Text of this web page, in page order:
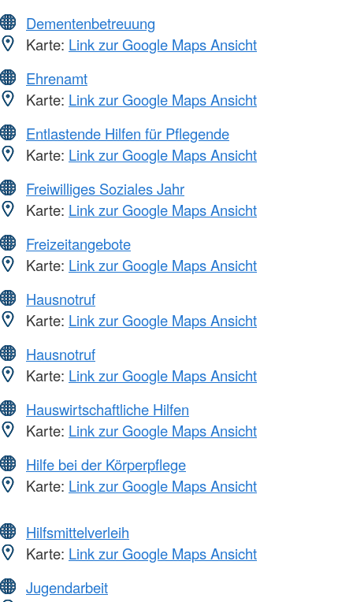
Dementenbetreuung
Karte: Link zur Google Maps Ansicht
Ehrenamt
Karte: Link zur Google Maps Ansicht
Entlastende Hilfen für Pflegende
Karte: Link zur Google Maps Ansicht
Freiwilliges Soziales Jahr
Karte: Link zur Google Maps Ansicht
Freizeitangebote
Karte: Link zur Google Maps Ansicht
Hausnotruf
Karte: Link zur Google Maps Ansicht
Hausnotruf
Karte: Link zur Google Maps Ansicht
Hauswirtschaftliche Hilfen
Karte: Link zur Google Maps Ansicht
Hilfe bei der Körperpflege
Karte: Link zur Google Maps Ansicht
Hilfsmittelverleih
Karte: Link zur Google Maps Ansicht
Jugendarbeit